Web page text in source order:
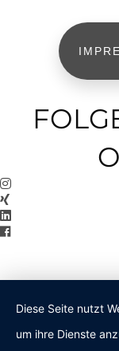
Diese Seite nutzt
um ihre Dienste